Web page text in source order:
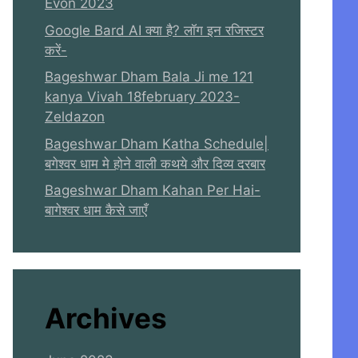
Evon 2023
Google Bard AI क्या है? लॉग इन रजिस्टर
करें-
Bageshwar Dham Bala Ji me 121
kanya Vivah 18february 2023-
Zeldazon
Bageshwar Dham Katha Schedule|
बगेश्वर धाम मे होने वाली कथये और दिव्य दरबार
Bageshwar Dham Kahan Per Hai-
बागेश्वर धाम कैसे जाएँ
Archives